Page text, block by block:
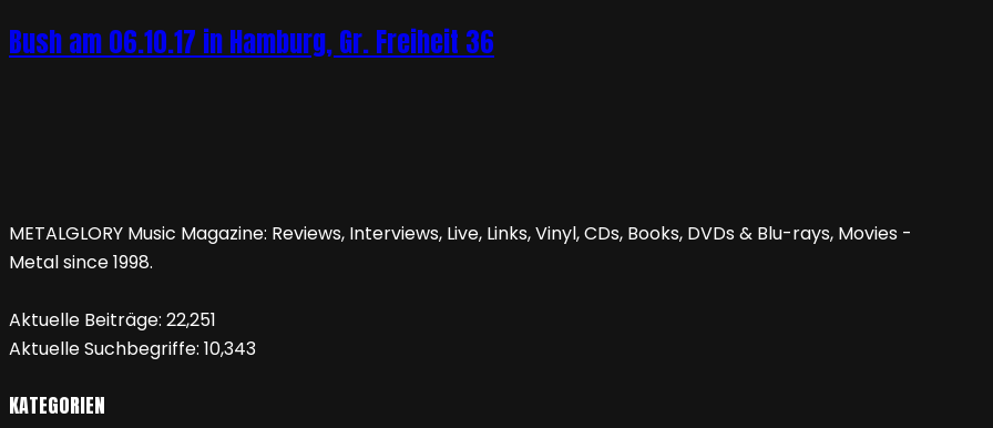
Bush am 06.10.17 in Hamburg, Gr. Freiheit 36
METALGLORY Music Magazine: Reviews, Interviews, Live, Links, Vinyl, CDs, Books, DVDs & Blu-rays, Movies -
Metal since 1998.
Aktuelle Beiträge: 22,251
Aktuelle Suchbegriffe: 10,343
KATEGORIEN